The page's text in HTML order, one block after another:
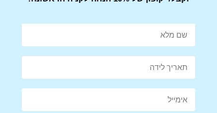
מוצרים קשורים